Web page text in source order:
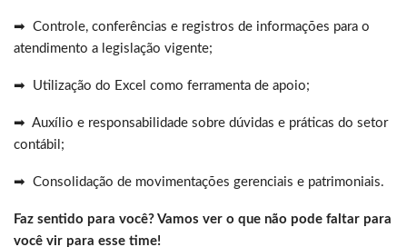
➡ Controle, conferências e registros de informações para o
atendimento a legislação vigente;
➡ Utilização do Excel como ferramenta de apoio;
➡ Auxílio e responsabilidade sobre dúvidas e práticas do setor
contábil;
➡ Consolidação de movimentações gerenciais e patrimoniais.
Faz sentido para você? Vamos ver o que não pode faltar para
você vir para esse time!